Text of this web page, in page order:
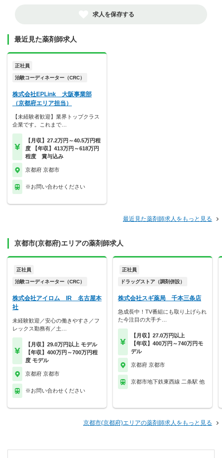
求人を保存する
最近見た薬剤師求人
正社員
治験コーディネーター（CRC）
株式会社EPLink 大阪事業部
（京都府エリア担当）
【未経験者歓迎】業界トップクラス
企業です。これまで…
【月収】27.2万円～40.5万円程
度 【年収】413万円～618万円
程度 賞与込み
京都府 京都市
※お問い合わせください
最近見た薬剤師求人をもっと見る
京都市(京都府)エリアの薬剤師求人
正社員
治験コーディネーター（CRC）
株式会社アイロム IR 名古屋本
社
未経験歓迎／安心の働きやすさ／フ
レックス勤務有／土…
【月収】29.0万円以上 モデル
【年収】400万円～700万円程
度 モデル
京都府 京都市
※お問い合わせください
正社員
ドラッグストア（調剤併設）
株式会社スギ薬局 千本三条店
急成長中！TV番組にも取り上げられ
た今注目の大手チ…
【月収】27.0万円以上
【年収】400万円～740万円モ
デル
京都府 京都市
京都市地下鉄東西線 二条駅 他
京都市(京都府)エリアの薬剤師求人をもっと見る